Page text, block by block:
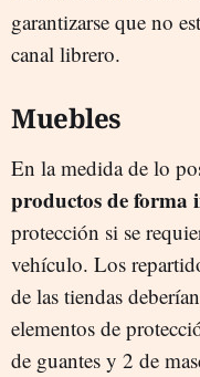
garantizarse que no
canal librero.
Muebles
En la medida de lo
productos de forma
protección si se
vehículo. Los
de las tiendas
elementos de
de guantes y 2 de